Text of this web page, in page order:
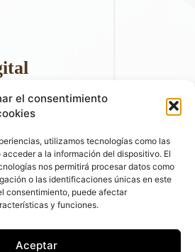
el consentimiento
utilizamos tecnologías como las
a la información del dispositivo. El
nos permitirá procesar datos como
o las identificaciones únicas en este
consentimiento, puede afectar
y funciones.
Aceptar
redes sociales